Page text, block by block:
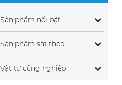
Sản phẩm nổi bật
Sản phẩm sắt thép
Vật tư công nghiệp